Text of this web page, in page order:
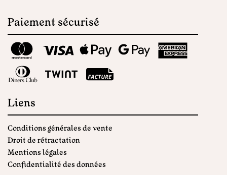
Paiement sécurisé
Liens
Conditions générales de vente
Droit de rétractation
Mentions légales
Confidentialité des données